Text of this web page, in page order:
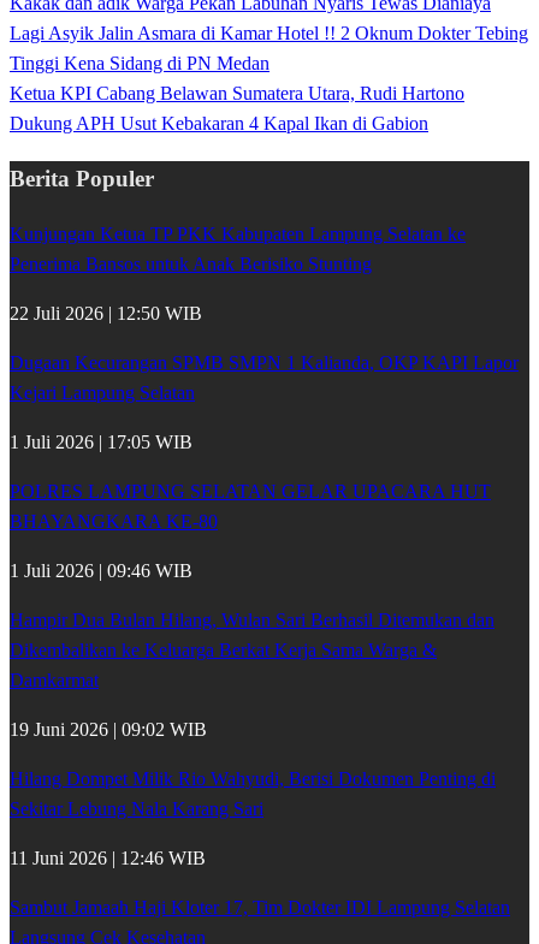
Lagi Asyik Jalin Asmara di Kamar Hotel !! 2 Oknum Dokter Tebing
Tinggi Kena Sidang di PN Medan
Ketua KPI Cabang Belawan Sumatera Utara, Rudi Hartono
Dukung APH Usut Kebakaran 4 Kapal Ikan di Gabion
Berita Populer
Kunjungan Ketua TP PKK Kabupaten Lampung Selatan ke
Penerima Bansos untuk Anak Berisiko Stunting
22 Juli 2026 | 12:50 WIB
Dugaan Kecurangan SPMB SMPN 1 Kalianda, OKP KAPI Lapor
Kejari Lampung Selatan
1 Juli 2026 | 17:05 WIB
POLRES LAMPUNG SELATAN GELAR UPACARA HUT
BHAYANGKARA KE-80
1 Juli 2026 | 09:46 WIB
Hampir Dua Bulan Hilang, Wulan Sari Berhasil Ditemukan dan
Dikembalikan ke Keluarga Berkat Kerja Sama Warga &
Damkarmat
19 Juni 2026 | 09:02 WIB
Hilang Dompet Milik Rio Wahyudi, Berisi Dokumen Penting di
Sekitar Lebung Nala Karang Sari
11 Juni 2026 | 12:46 WIB
Sambut Jamaah Haji Kloter 17, Tim Dokter IDI Lampung Selatan
Langsung Cek Kesehatan